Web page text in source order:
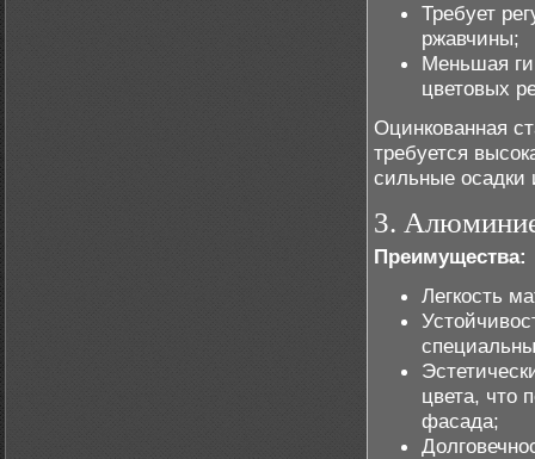
Требует
ржавчины;
Меньшая
цветовых
Оцинкованная
требуется
сильные осадки
3.
Преимущества:
Легкость
цвета, что
фасада;